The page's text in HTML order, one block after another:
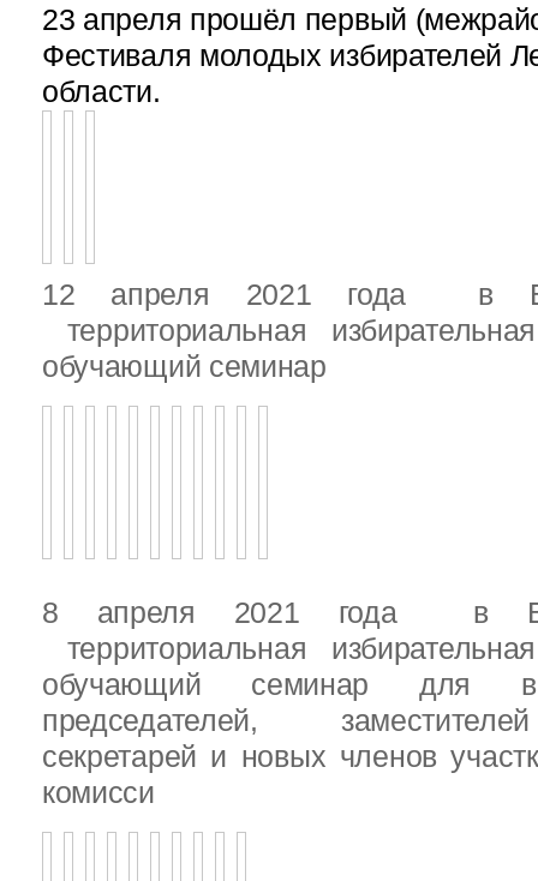
23 апреля прошёл первый
Фестиваля молодых избирателей
области.
12 апреля 2021 года в
территориальная
обучающий семинар
8 апреля 2021 года в
территориальная
обучающий семинар для
председателей,
секретарей и новых членов
комисси